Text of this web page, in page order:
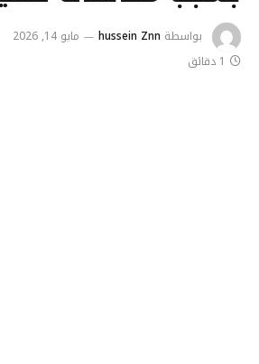
بواسطة hussein Znn مايو 14, 2026
1 دقائق